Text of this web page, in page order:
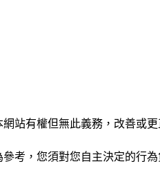
站有權但無此義務，改善或
考，您須對您自主決定的行為